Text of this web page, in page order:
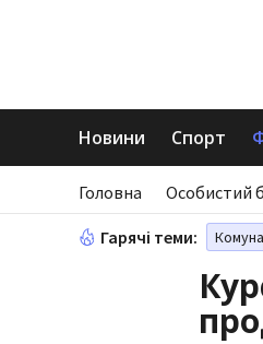
Новини Спорт
Головна Особистий
Гарячі теми: